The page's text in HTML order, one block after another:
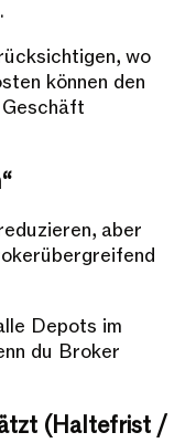
wo
können den
Geschäft
aber
Depots im
du Broker
(Haltefrist /